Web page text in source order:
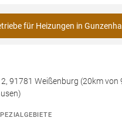
für Heizungen in
91781 Weißenburg (20km von